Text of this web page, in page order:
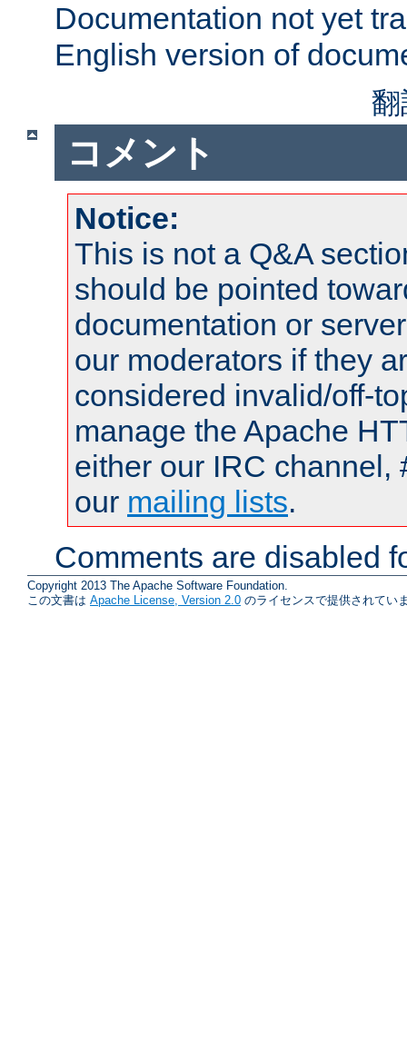
Documentation not yet
English version of
コメント
Notice:
This is not a Q&A
should be pointed
documentation or
our moderators if they
considered invalid/off-
manage the Apache
either our IRC channel,
our mailing lists.
Comments are disabled
Copyright 2013 The Apache Software Foundation.
この文書は Apache License, Version 2.0 のライセンスで提供されてい